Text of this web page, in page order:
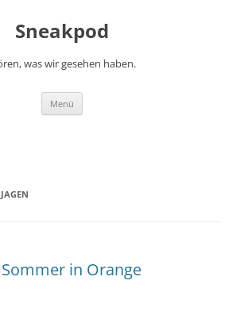
Sneakpod
was wir gesehen haben.
Menü
JAGEN
in Orange